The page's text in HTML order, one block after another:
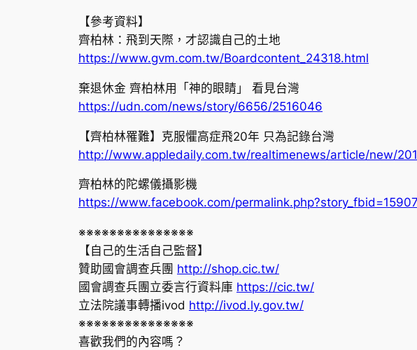
【參考資料】
齊柏林：飛到天際，才認識自己的土地
https://www.gvm.com.tw/Boardcontent_24318.html
棄退休金 齊柏林用「神的眼睛」 看見台灣
https://udn.com/news/story/6656/2516046
【齊柏林罹難】克服懼高症飛20年 只為記錄台灣
http://www.appledaily.com.tw/realtimenews/article/new/
齊柏林的陀螺儀攝影機
https://www.facebook.com/
※※※※※※※※※※※※※※※
【自己的生活自己監督】
贊助國會調查兵團 http://shop.cic.tw/
國會調查兵團立委言行資料庫 https://cic.tw/
立法院議事轉播ivod http://ivod.ly.gov.tw/
※※※※※※※※※※※※※※※
喜歡我們的內容嗎？